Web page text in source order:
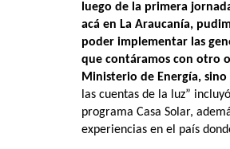
luego de la primera
acá en La Araucanía,
poder implementar las
que contáramos con otro
Ministerio de Energía,
las cuentas de la luz”
programa Casa Solar,
experiencias en el país